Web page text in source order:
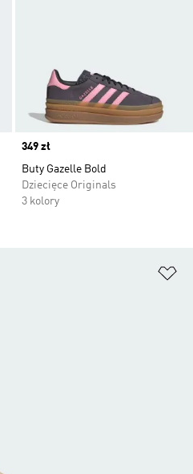
Price
349 zł
Buty Gazelle Bold
Dziecięce Originals
3 kolory